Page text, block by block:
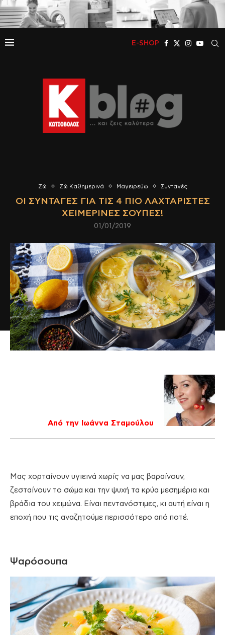
E-SHOP
Ζώ Ζώ Καθημερινά Μαγειρεύω Συνταγές
ΟΙ ΣΥΝΤΑΓΈΣ ΓΙΑ ΤΙΣ 4 ΠΙΟ ΛΑΧΤΑΡΙΣΤΈΣ
ΧΕΙΜΕΡΙΝΈΣ ΣΟΎΠΕΣ!
01/01/2019
Από την Ιωάννα Σταμούλου
Μας χορταίνουν υγιεινά χωρίς να μας βαραίνουν,
ζεσταίνουν το σώμα και την ψυχή τα κρύα μεσημέρια και
βράδια του χειμώνα. Είναι πεντανόστιμες, κι αυτή είναι η
εποχή που τις αναζητούμε περισσότερο από ποτέ.
Ψαρόσουπα